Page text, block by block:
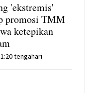
'ekstremis'
promosi TMM
ketepikan
tengahari